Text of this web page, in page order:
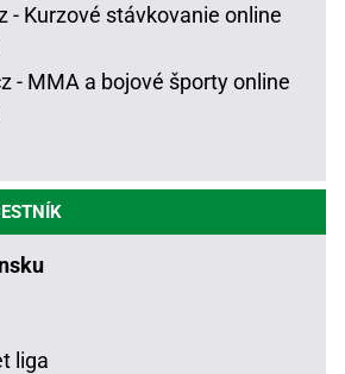
- Kurzové stávkovanie online
- MMA a bojové športy online
liga